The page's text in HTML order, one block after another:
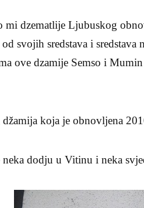
mi dzematlije Ljubuskog
svojih sredstava i
ove dzamije Semso i
džamija koja je obnovljena
dodju u Vitinu i neka